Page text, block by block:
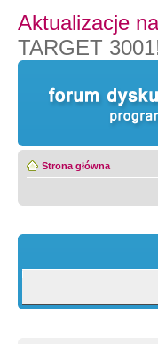
Aktualizacje
TARGET
Strona główna